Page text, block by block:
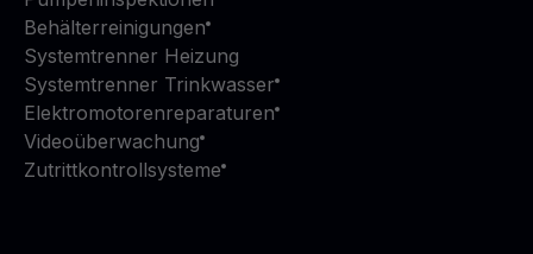
Behälterreinigungen
Systemtrenner Heizung
Systemtrenner Trinkwasser
Elektromotorenreparaturen
Videoüberwachung
Zutrittkontrollsysteme